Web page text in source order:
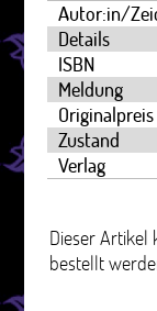
Autor:in/
Details
ISBN
Meldung
Originalpreis
Zustand
Verlag
Dieser
bestellt